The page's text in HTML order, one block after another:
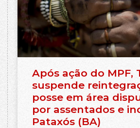
Após ação do MPF,
suspende
posse em área
por assentados e
Pataxós (BA)